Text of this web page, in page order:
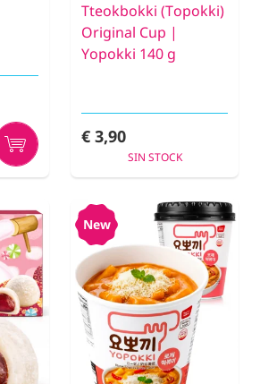
Tteokbokki (Topokki)
Original Cup |
Yopokki 140 g
€ 3,90
SIN STOCK
New